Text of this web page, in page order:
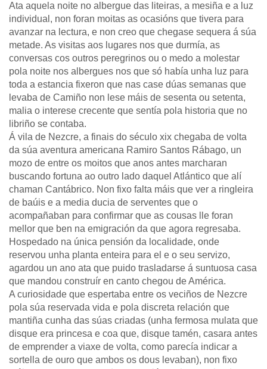
Ata aquela noite no albergue das liteiras, a mesiña e a luz
individual, non foran moitas as ocasións que tivera para
avanzar na lectura, e non creo que chegase sequera á súa
metade. As visitas aos lugares nos que durmía, as
conversas cos outros peregrinos ou o medo a molestar
pola noite nos albergues nos que só había unha luz para
toda a estancia fixeron que nas case dúas semanas que
levaba de Camiño non lese máis de sesenta ou setenta,
malia o interese crecente que sentía pola historia que no
libriño se contaba.
Á vila de Nezcre, a finais do século xix chegaba de volta
da súa aventura americana Ramiro Santos Rábago, un
mozo de entre os moitos que anos antes marcharan
buscando fortuna ao outro lado daquel Atlántico que alí
chaman Cantábrico. Non fixo falta máis que ver a ringleira
de baúis e a media ducia de serventes que o
acompañaban para confirmar que as cousas lle foran
mellor que ben na emigración da que agora regresaba.
Hospedado na única pensión da localidade, onde
reservou unha planta enteira para el e o seu servizo,
agardou un ano ata que puido trasladarse á suntuosa casa
que mandou construír en canto chegou de América.
A curiosidade que espertaba entre os veciños de Nezcre
pola súa reservada vida e pola discreta relación que
mantiña cunha das súas criadas (unha fermosa mulata que
disque era princesa e coa que, disque tamén, casara antes
de emprender a viaxe de volta, como parecía indicar a
sortella de ouro que ambos os dous levaban), non fixo